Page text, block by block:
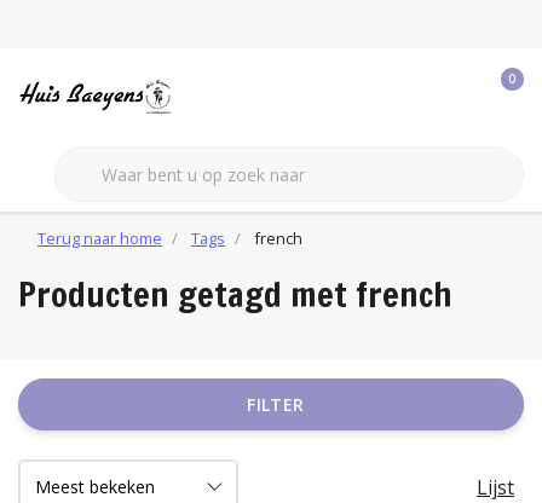
0
Terug naar home Tags french
Producten getagd met french
FILTER
Lijst